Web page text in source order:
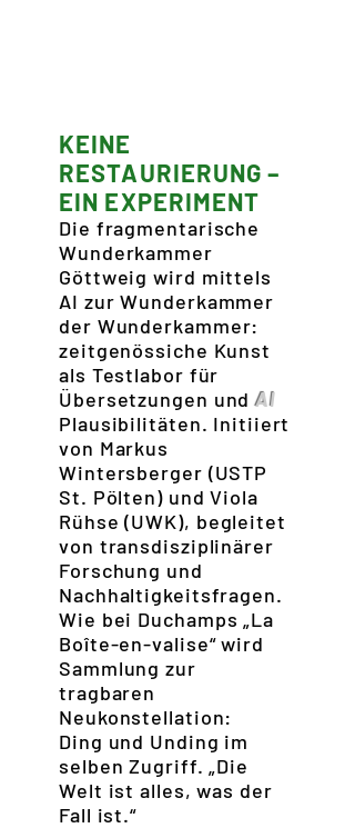
KEINE
RESTAURIERUNG –
EIN EXPERIMENT
Die fragmentarische
Wunderkammer
Göttweig wird mittels
AI zur Wunderkammer
der Wunderkammer:
zeitgenössiche Kunst
als Testlabor für
Übersetzungen undAI
Plausibilitäten. Initiiert
von Markus
Wintersberger (USTP
St. Pölten) und Viola
Rühse (UWK), begleitet
von transdisziplinärer
Forschung und
Nachhaltigkeitsfragen.
Wie bei Duchamps „La
Boîte-en-valise“ wird
Sammlung zur
tragbaren
Neukonstellation:
Ding und Unding im
selben Zugriff. „Die
Welt ist alles, was der
Fall ist.“